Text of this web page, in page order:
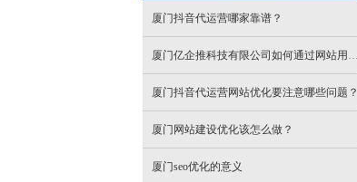
厦门抖音代运营哪家靠谱？
厦门亿企推科技有限公司如何通过网站用户体验提升优化效果？
厦门抖音代运营网站优化要注意哪些问题？
厦门网站建设优化该怎么做？
厦门seo优化的意义